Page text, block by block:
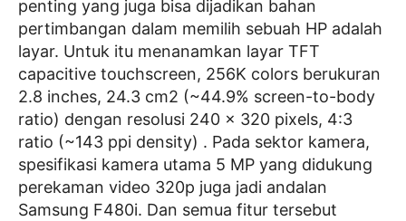
penting yang juga bisa dijadikan bahan
pertimbangan dalam memilih sebuah HP adalah
layar. Untuk itu menanamkan layar TFT
capacitive touchscreen, 256K colors berukuran
2.8 inches, 24.3 cm2 (~44.9% screen-to-body
ratio) dengan resolusi 240 x 320 pixels, 4:3
ratio (~143 ppi density) . Pada sektor kamera,
spesifikasi kamera utama 5 MP yang didukung
perekaman video 320p juga jadi andalan
Samsung F480i. Dan semua fitur tersebut